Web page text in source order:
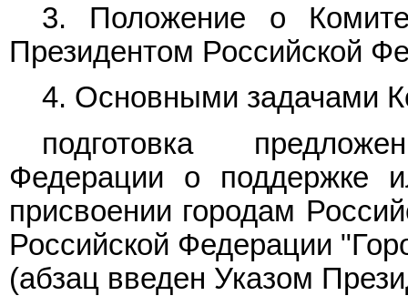
3. Положение о
Президентом Российской
4. Основными задачами
подготовка
Федерации о поддержке
присвоении городам
Российской Федерации
(абзац введен Указом